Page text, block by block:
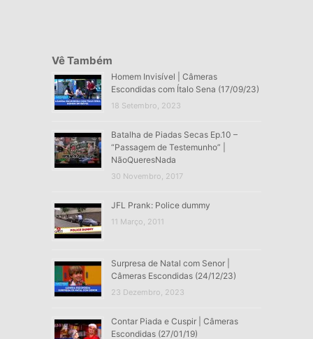
Vê Também
Homem Invisível | Câmeras
Escondidas com Ítalo Sena (17/09/23)
18 Setembro, 2023
Batalha de Piadas Secas Ep.10 –
“Passagem de Testemunho” |
NãoQueresNada
30 Novembro, 2017
JFL Prank: Police dummy
11 Março, 2011
Surpresa de Natal com Senor |
Câmeras Escondidas (24/12/23)
23 Dezembro, 2023
Contar Piada e Cuspir | Câmeras
Escondidas (27/01/19)